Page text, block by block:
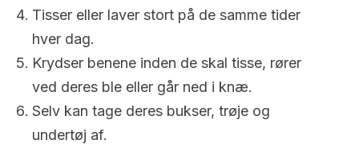
Tisser eller laver stort på de samme tider
hver dag.
Krydser benene inden de skal tisse, rører
ved deres ble eller går ned i knæ.
Selv kan tage deres bukser, trøje og
undertøj af.